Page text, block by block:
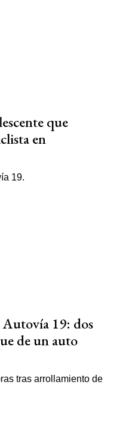
que
en
19: dos
de un auto